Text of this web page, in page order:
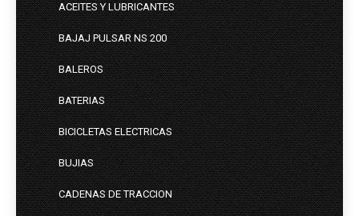
ACEITES Y LUBRICANTES
BAJAJ PULSAR NS 200
BALEROS
BATERIAS
BICICLETAS ELECTRICAS
BUJIAS
CADENAS DE TRACCION